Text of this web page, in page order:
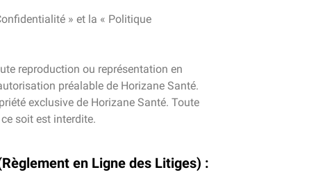
» et la « Politique
reproduction ou représentation en
préalable de Horizane Santé.
exclusive de Horizane Santé. Toute
soit est interdite.
en Ligne des Litiges) :